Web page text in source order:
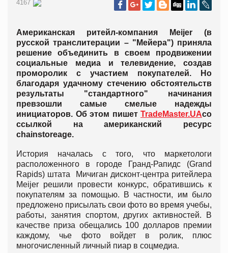
4167
Американская ритейл-компания Meijer (в
русской транслитерации – "Мейера") приняла
решение объединить в своем продвижении
социальные медиа и телевидение, создав
проморолик с участием покупателей. Но
благодаря удачному стечению обстоятельств
результаты "стандартного" начинания
превзошли самые смелые надежды
инициаторов. Об этом пишет TradeMaster.UAсо
ссылкой на американский ресурс
chainstoreage.
История началась с того, что маркетологи
расположенного в городе Гранд-Рапидс (Grand
Rapids) штата Мичиган дисконт-центра ритейлера
Meijer решили провести конкурс, обратившись к
покупателям за помощью. В частности, им было
предложено присылать свои фото во время учебы,
работы, занятия спортом, других активностей. В
качестве приза обещались 100 долларов премии
каждому, чье фото войдет в ролик, плюс
многочисленный личный пиар в соцмедиа.